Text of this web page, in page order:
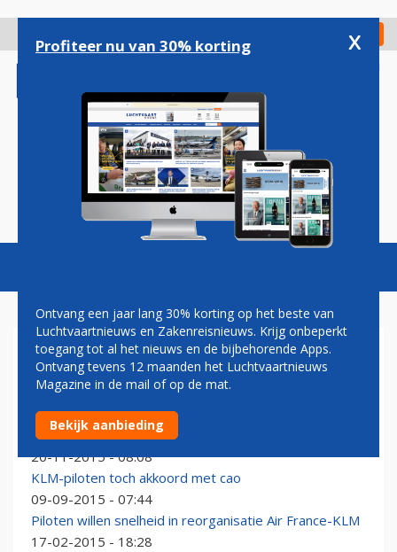
gaan
Check in
Magazine Podcasts Vacatures
VERHAGEN
'Nederlands kabinet moet komst tweede A380
Emirates voorkomen'
20-11-2015 - 08:08
KLM-piloten toch akkoord met cao
09-09-2015 - 07:44
Piloten willen snelheid in reorganisatie Air France-KLM
17-02-2015 - 18:28
Profiteer nu van 30% korting x
Ontvang een jaar lang 30% korting op het beste van
Luchtvaartnieuws en Zakenreisnieuws. Krijg onbeperkt
toegang tot al het nieuws en de bijbehorende Apps.
Ontvang tevens 12 maanden het Luchtvaartnieuws
Magazine in de mail of op de mat.
Bekijk aanbieding